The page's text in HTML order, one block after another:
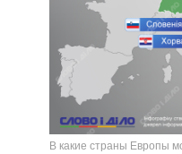
В какие страны Европы